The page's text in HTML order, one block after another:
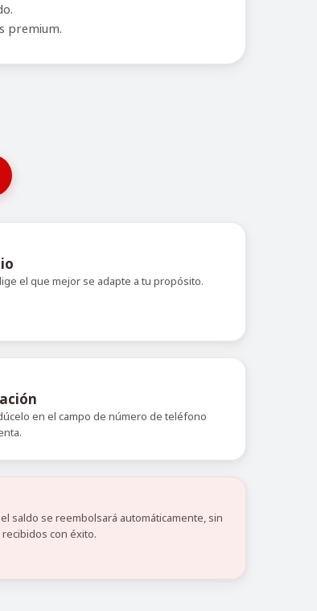
premium.
el que mejor se adapte a tu propósito.
en el campo de número de teléfono
saldo se reembolsará automáticamente, sin
con éxito.